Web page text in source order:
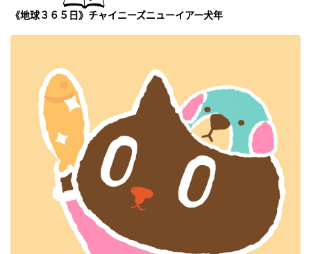
《地球３６５日》チャイニーズニューイアー犬年